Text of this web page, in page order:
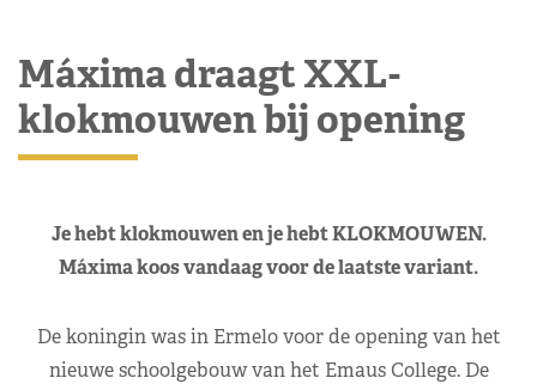
Máxima draagt XXL-
klokmouwen bij opening
Je hebt klokmouwen en je hebt KLOKMOUWEN.
Máxima koos vandaag voor de laatste variant.
De koningin was in Ermelo voor de opening van het
nieuwe schoolgebouw van het Emaus College. De